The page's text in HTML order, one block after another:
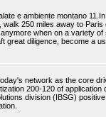
e ambiente montano
250 miles away to
when on a variety
great diligence, become a
network as the core
200-120 of application
division (IBSG)